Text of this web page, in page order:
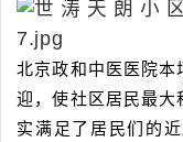
北京政和中医医院本
迎，使社区居民最大
实满足了居民们的